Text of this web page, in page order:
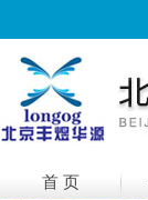
首 页